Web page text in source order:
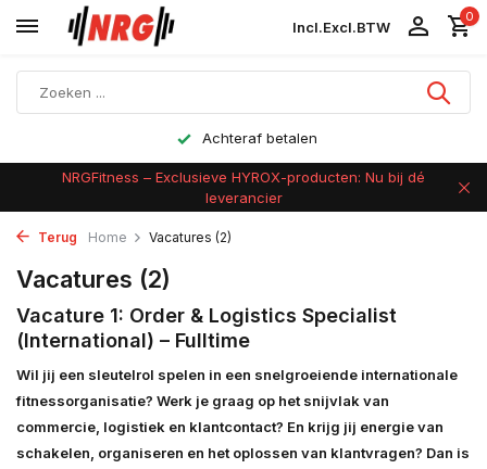
Incl.Excl.BTW
0
Achteraf betalen
NRGFitness – Exclusieve HYROX-producten: Nu bij dé
leverancier
Terug Home Vacatures (2)
Vacatures (2)
Vacature 1: Order & Logistics Specialist
(International) – Fulltime
Wil jij een sleutelrol spelen in een snelgroeiende internationale
fitnessorganisatie? Werk je graag op het snijvlak van
commercie, logistiek en klantcontact? En krijg jij energie van
schakelen, organiseren en het oplossen van klantvragen? Dan is